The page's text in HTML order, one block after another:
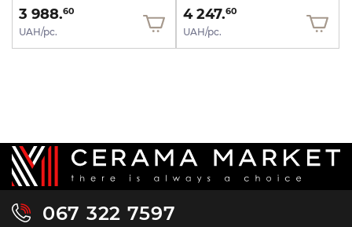
3 988.60
UAH/pc.
4 247.60
UAH/pc.
067 322 7597